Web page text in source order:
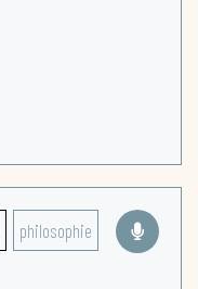
philosophie